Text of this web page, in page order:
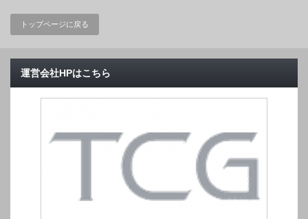
トップページに戻る
運営会社HPはこちら